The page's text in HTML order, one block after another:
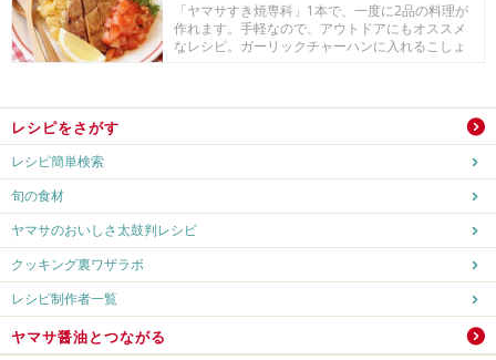
「ヤマサすき焼専科」1本で、一度に2品の料理が
作れます。手軽なので、アウトドアにもオススメ
なレシピ。ガーリックチャーハンに入れるこしょ
レシピをさがす
レシピ簡単検索
旬の食材
ヤマサのおいしさ太鼓判レシピ
クッキング裏ワザラボ
レシピ制作者一覧
ヤマサ醤油とつながる